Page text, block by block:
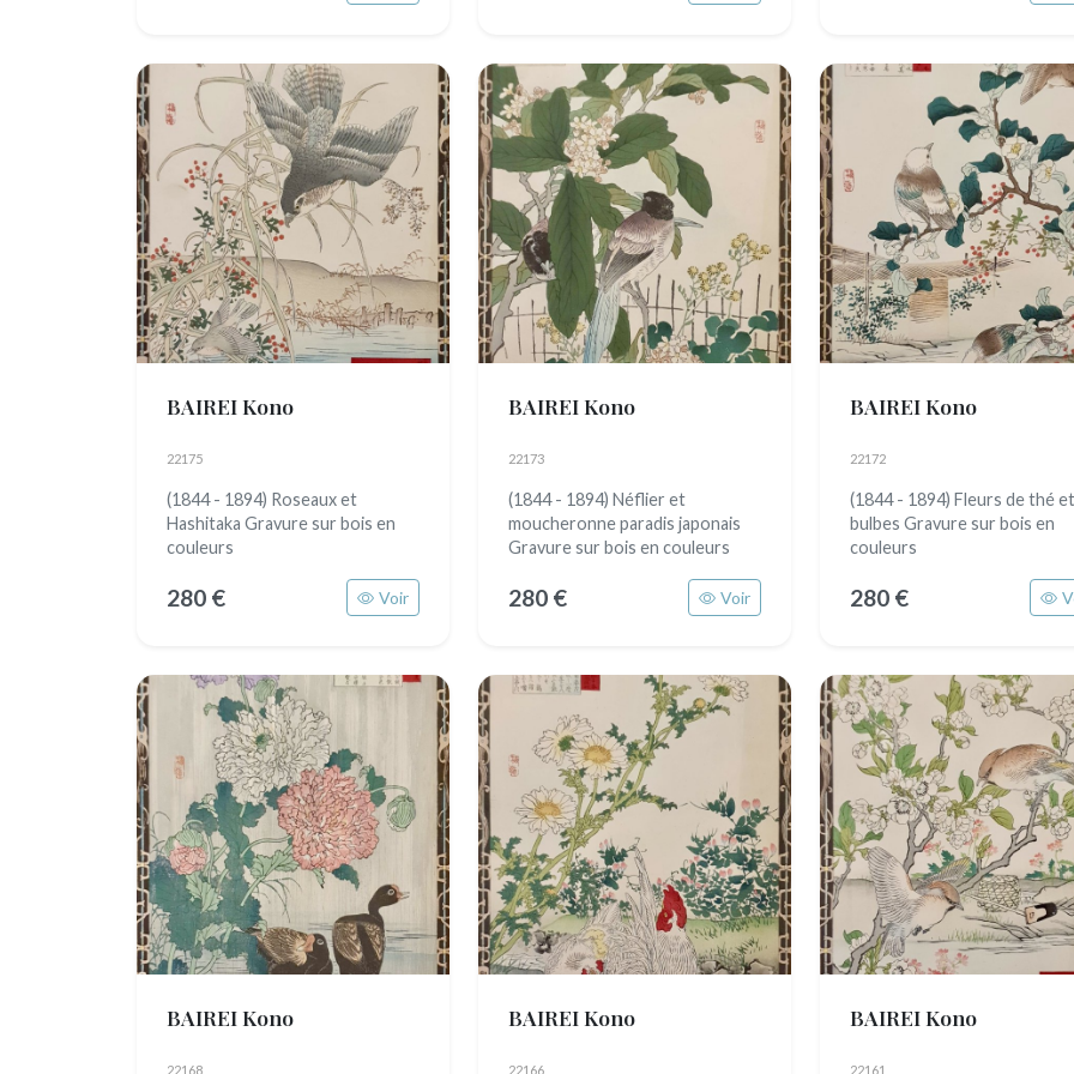
BAIREI Kono
22175
(1844 - 1894) Roseaux et
Hashitaka Gravure sur bois en
couleurs
280 € Voir
BAIREI Kono
22173
(1844 - 1894) Néflier et
moucheronne paradis japonais
Gravure sur bois en couleurs
280 € Voir
BAIREI Kono
22172
(1844 - 1894) Fleurs de thé et
bulbes Gravure sur bois en
couleurs
280 €
BAIREI Kono
22168
BAIREI Kono
22166
BAIREI Kono
22161